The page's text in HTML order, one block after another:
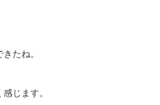
たね。
じます。